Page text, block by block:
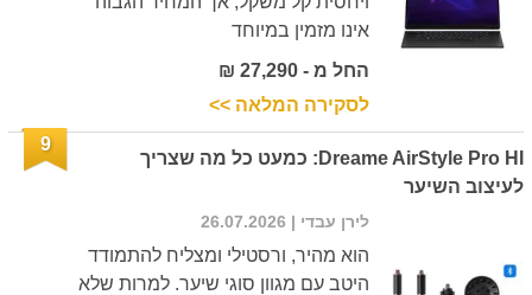
אינו מזמין במיוחד
החל מ - 27,290 ₪
לסקירה המלאה >>
Dreame AirStyle Pro HI: כמעט כל מה שצריך
לעיצוב השיער
9
לירן עבדי | 26.07.2026
הוא מהיר, ורסטילי ומצליח להתמודד
היטב עם מגוון סוגי שיער. למרות שלא